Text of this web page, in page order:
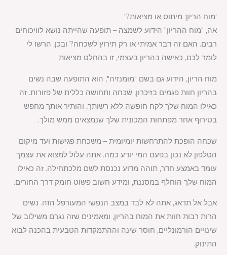
'מוח הריון: מיתוס או מציאות?'
אה, "מוח ההריון" הידוע לשמצה – תופעה שהייתה נושא לוויכוחים
רבים. האם זה דבר אמיתי או רק תירוץ לשכחה? ובכן, הרשו לי
לומר לכם, כאישה בהריון בעצמי, זו בהחלט מציאות.
מוח הריון, הידוע גם בשם "מומנזיה", הוא התופעה שבה נשים
בהריון חוות פגמים בזיכרון, שכחה ותחושה כללית של פזורות. זה
כאילו המוח שלך לקח חופשה ללא רשותך, והותיר אותך מחפש
בטירוף אחר מפתחות המכונית שלך שנמצאים ממש מולך.
שכחה הופכת להתרחשות יומיומית – משכחת פגישות ועד מיקום
הטלפון לא נכון בפעם המי יודע כמה. אתה עלול למצוא את עצמך
עומד באמצע חדר, תוהה מדוע נכנסת לשם מלכתחילה. זה כאילו
המוח שלך הוחלף במסננת, ומידע חשוב פשוט חומק דרך החורים.
אבל אל תדאג, אתה לא לבד במצב הנפשי המעורפל הזה. נשים
הרות רבות חוות את המוח בהריון, ומאמינים שזה נגרם משילוב של
שינויים הורמונליים, חוסר שינה וההתמקדות הטבעית בהכנה לבוא
התינוק.